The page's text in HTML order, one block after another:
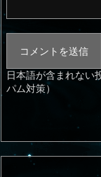
日本語が含まれない
パム対策）